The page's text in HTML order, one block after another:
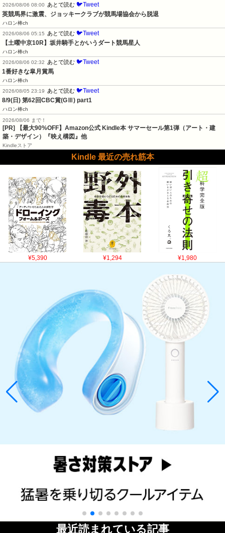
2026/08/06 08:00 あとで読む 🐦Tweet
英競馬界に激震、ジョッキークラブが競馬場協会から脱退
ハロン棒ch
2026/08/06 05:15
あとで読む 🐦Tweet
【土曜中京10R】坂井騎手とかいうダート競馬星人
ハロン棒ch
2026/08/06 02:32
あとで読む 🐦Tweet
1番好きな皐月賞馬
ハロン棒ch
2026/08/05 23:19
あとで読む 🐦Tweet
8/9(日) 第62回CBC賞(GⅢ) part1
ハロン棒ch
2026/08/06 まで！
[PR]
【最大90%OFF】Amazon公式 Kindle本 サマーセール第1弾（アート・建
築・デザイン）『映え構図』他
Kindleストア
Kindle 最近の売れ筋本
¥5,390 ¥1,294 ¥1,980
最近読まれている記事